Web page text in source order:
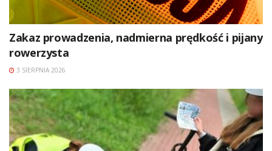
Zakaz prowadzenia, nadmierna prędkość i pijany
rowerzysta
3 SIERPNIA 2026